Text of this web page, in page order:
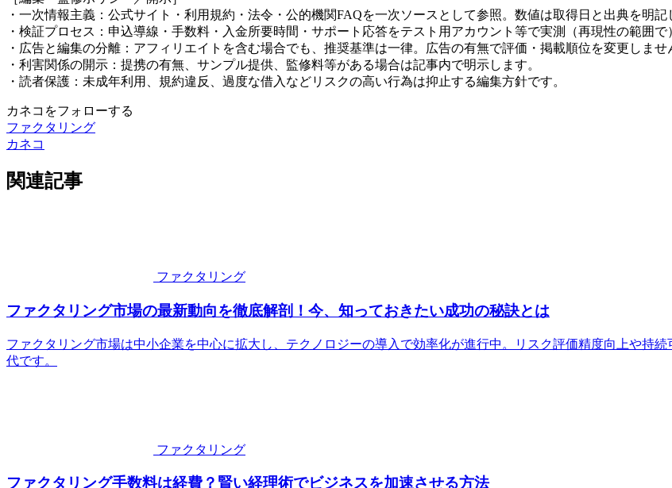
・一次情報主義：公式サイト・利用規約・法令・公的機関FAQを一次ソースとして参照。数値は取得日と出典を明記
・検証プロセス：申込導線・手数料・入金所要時間・サポート応答をテスト用アカウント等で実測（再現性の範囲で
・広告と編集の分離：アフィリエイトを含む場合でも、推奨基準は一律。広告の有無で評価・掲載順位を変更しませ
・利害関係の開示：提携の有無、サンプル提供、監修料等がある場合は記事内で明示します。
・読者保護：未成年利用、規約違反、過度な借入などリスクの高い行為は抑止する編集方針です。
カネコをフォローする
ファクタリング
カネコ
関連記事
ファクタリング
ファクタリング市場の最新動向を徹底解剖！今、知っておきたい成功の秘訣とは
ファクタリング市場は中小企業を中心に拡大し、テクノロジーの導入で効率化が進行中。リスク評価精度向上や持
代です。
ファクタリング
ファクタリング手数料は経費？賢い経理術でビジネスを加速させる方法